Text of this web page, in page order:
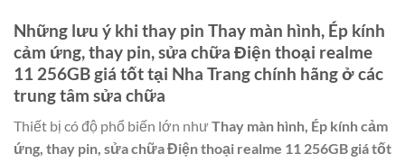
Những lưu ý khi thay pin Thay màn hình, Ép kính
cảm ứng, thay pin, sửa chữa Điện thoại realme
11 256GB giá tốt tại Nha Trangchính hãng ở các
trung tâm sửa chữa
Thiết bị có độ phổ biến lớn nhưThay màn hình, Ép kính cảm
ứng, thay pin, sửa chữa Điện thoại realme 11 256GB giá tốt